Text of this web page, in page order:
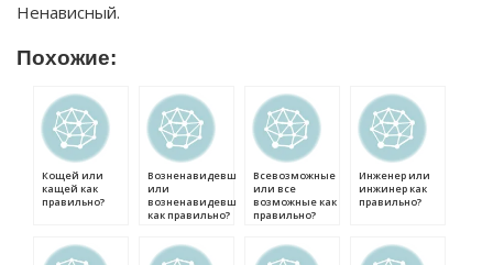
Ненависный.
Похожие:
Кощей или
кащей как
правильно?
Возненавидевший
или
возненавидевшей
как правильно?
Всевозможные
или все
возможные как
правильно?
Инженер или
инжинер как
правильно?